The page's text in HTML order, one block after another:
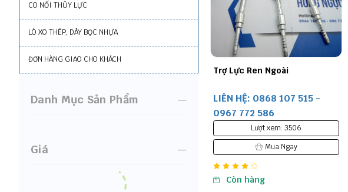
Trợ Lực Ren Ngoài
LIÊN HỆ: 0868 107 515 -
0967 772 586
Lượt xem: 3506
Mua Ngay
Còn hàng
CO NỐI THỦY LỰC
LÒ XO THÉP, DÂY BỌC NHỰA
ĐƠN HÀNG GIAO CHO KHÁCH
Danh Mục Sản Phẩm
Giá